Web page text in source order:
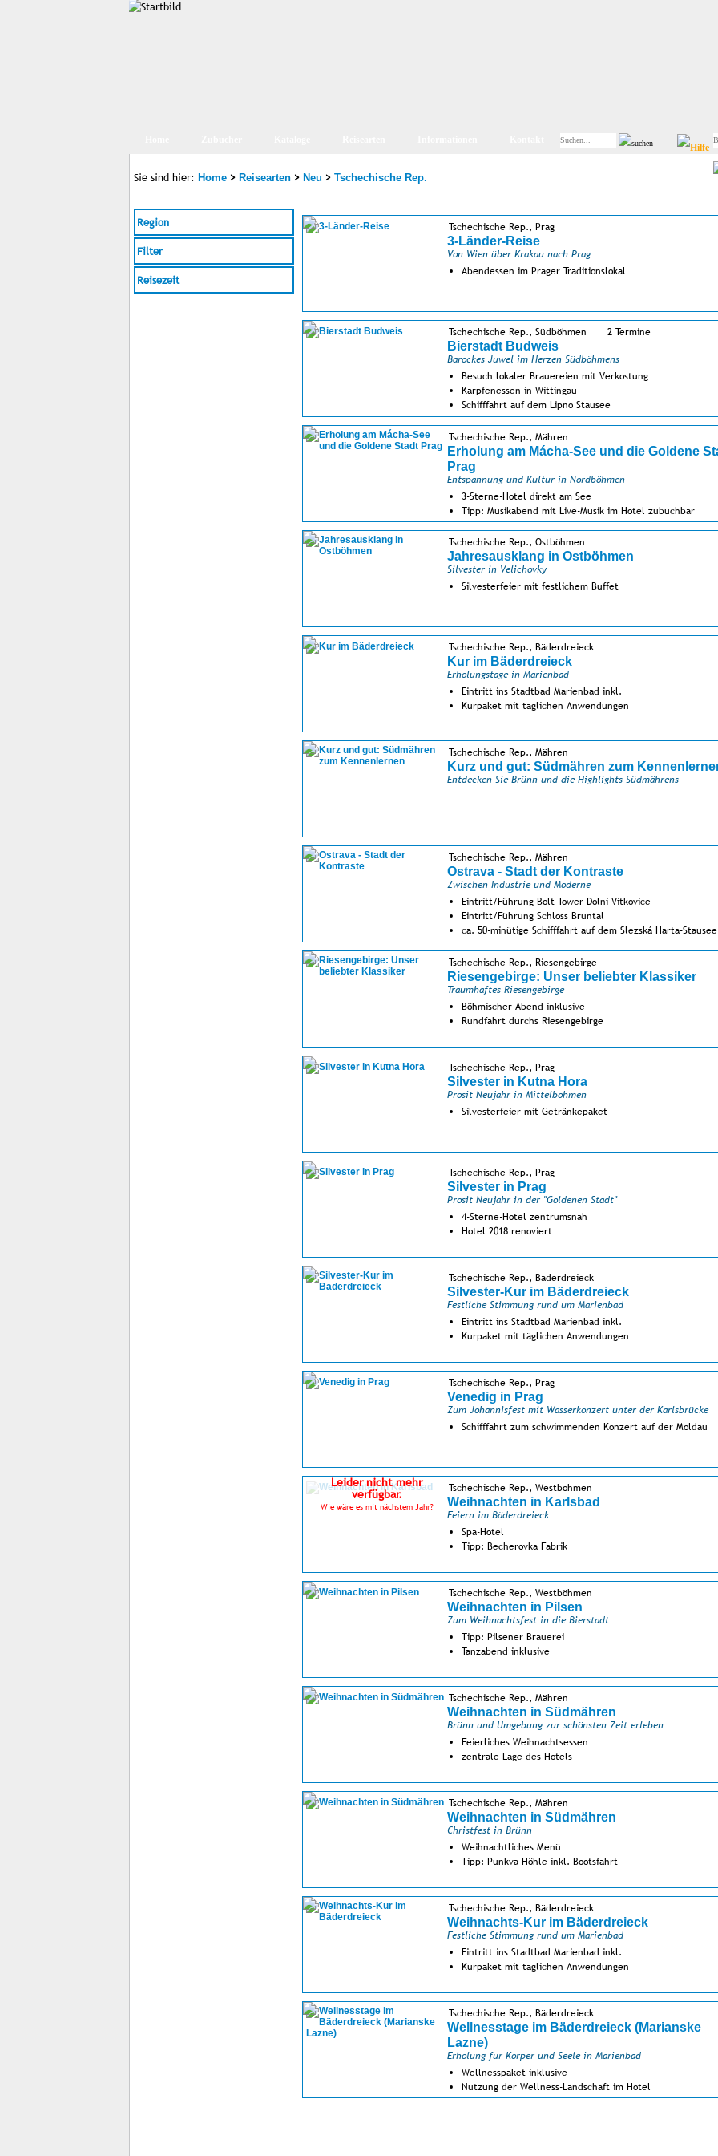
Sie sind hier: Home > Reisearten > Neu > Tschechische Rep.
Region
Filter
Reisezeit
Tschechische Rep., Prag
3-Länder-Reise
Von Wien über Krakau nach Prag
Abendessen im Prager Traditionslokal
Tschechische Rep., Südböhmen 2 Termine
Bierstadt Budweis
Barockes Juwel im Herzen Südböhmens
Besuch lokaler Brauereien mit Verkostung
Karpfenessen in Wittingau
Schifffahrt auf dem Lipno Stausee
Tschechische Rep., Mähren
Erholung am Mácha-See und die Goldene
Prag
Entspannung und Kultur in Nordböhmen
3-Sterne-Hotel direkt am See
Tipp: Musikabend mit Live-Musik im Hotel zubuchbar
ca. 1-stündige Schifffahrt auf dem Mácha-See
Tschechische Rep., Ostböhmen
Jahresausklang in Ostböhmen
Silvester in Velichovky
Silvesterfeier mit festlichem Buffet
Tschechische Rep., Bäderdreieck
Kur im Bäderdreieck
Erholungstage in Marienbad
Eintritt ins Stadtbad Marienbad inkl.
Kurpaket mit täglichen Anwendungen
Tschechische Rep., Mähren
Kurz und gut: Südmähren zum
Entdecken Sie Brünn und die Highlights Südmährens
Tschechische Rep., Mähren
Ostrava - Stadt der Kontraste
Zwischen Industrie und Moderne
Eintritt/Führung Bolt Tower Dolni Vitkovice
Eintritt/Führung Schloss Bruntal
ca. 50-minütige Schifffahrt auf dem Slezská Harta-Stausee
Tschechische Rep., Riesengebirge
Riesengebirge: Unser beliebter Klassiker
Traumhaftes Riesengebirge
Böhmischer Abend inklusive
Rundfahrt durchs Riesengebirge
Tschechische Rep., Prag
Silvester in Kutna Hora
Prosit Neujahr in Mittelböhmen
Silvesterfeier mit Getränkepaket
Tschechische Rep., Prag
Silvester in Prag
Prosit Neujahr in der "Goldenen Stadt"
4-Sterne-Hotel zentrumsnah
Hotel 2018 renoviert
Tschechische Rep., Bäderdreieck
Silvester-Kur im Bäderdreieck
Festliche Stimmung rund um Marienbad
Eintritt ins Stadtbad Marienbad inkl.
Kurpaket mit täglichen Anwendungen
Tschechische Rep., Prag
Venedig in Prag
Zum Johannisfest mit Wasserkonzert unter der Karlsbrücke
Schifffahrt zum schwimmenden Konzert auf der Moldau
Leider nicht mehr
verfügbar.
Wie wäre es mit nächstem Jahr?
Tschechische Rep., Westböhmen
Weihnachten in Karlsbad
Feiern im Bäderdreieck
Spa-Hotel
Tipp: Becherovka Fabrik
Tschechische Rep., Westböhmen
Weihnachten in Pilsen
Zum Weihnachtsfest in die Bierstadt
Tipp: Pilsener Brauerei
Tanzabend inklusive
Tschechische Rep., Mähren
Weihnachten in Südmähren
Brünn und Umgebung zur schönsten Zeit erleben
Feierliches Weihnachtsessen
zentrale Lage des Hotels
Tschechische Rep., Mähren
Weihnachten in Südmähren
Christfest in Brünn
Weihnachtliches Menü
Tipp: Punkva-Höhle inkl. Bootsfahrt
Tschechische Rep., Bäderdreieck
Weihnachts-Kur im Bäderdreieck
Festliche Stimmung rund um Marienbad
Eintritt ins Stadtbad Marienbad inkl.
Kurpaket mit täglichen Anwendungen
Tschechische Rep., Bäderdreieck
Wellnesstage im Bäderdreieck (Marianske
Lazne)
Erholung für Körper und Seele in Marienbad
Wellnesspaket inklusive
Nutzung der Wellness-Landschaft im Hotel